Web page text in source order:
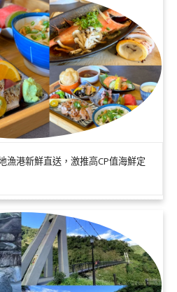
漁港新鮮直送，激推高CP值海鮮定